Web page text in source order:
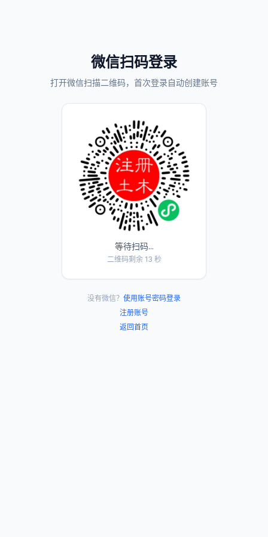
微信扫码登录
打开微信扫描二维码，首次登录自动创建账号
等待扫码...
二维码剩余 13 秒
没有微信？ 使用账号密码登录
注册账号
返回首页